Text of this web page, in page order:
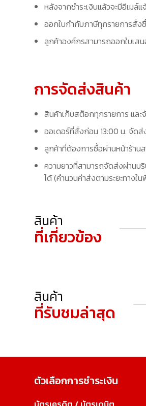
หลังจากชำระเงินแล้วจะมีอีเมล์
ออกใบกำกับภาษีทุกรายการสั่ง
ลูกค้าองค์กรสามารถออกใบเสน
การจัดส่งสินค้า
สินค้าเก็บสต็อกทุกรายการ แล
ออเดอร์ที่สั่งก่อน 13:00 น. จัด
ลูกค้าที่ต้องการซื้อผ่านหน้าร้าน
ความยาวที่สามารถจัดส่งผ่านบ
ได้ (คำนวนค่าส่งตามระยะทาง
สินค้า
ที่เกี่ยวข้อง
สินค้า
ที่รับชมล่าสุด
ตัวเลือกการชำระเงิน